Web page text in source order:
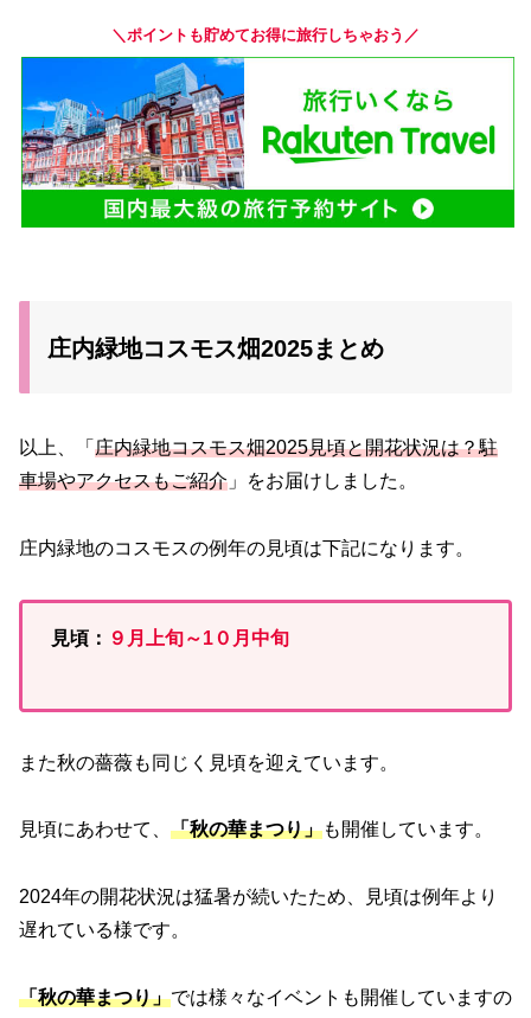
＼ポイントも貯めてお得に旅行しちゃおう／
庄内緑地コスモス畑2025まとめ
以上、「 庄内緑地コスモス畑2025見頃と開花状況は？駐
車場やアクセスもご紹介 」をお届けしました。
庄内緑地のコスモスの例年の見頃は下記になります。
見頃： ９ 月上旬～1０月中旬
また秋の薔薇も同じく見頃を迎えています。
見頃にあわせて、 「秋の華まつり」も開催しています。
2024年の開花状況は猛暑が続いたため、見頃は例年より
遅れている様です。
「秋の華まつり」では様々なイベントも開催していますの